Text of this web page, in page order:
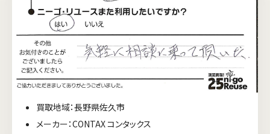
買取地域：長野県佐久市
メーカー：CONTAX コンタックス